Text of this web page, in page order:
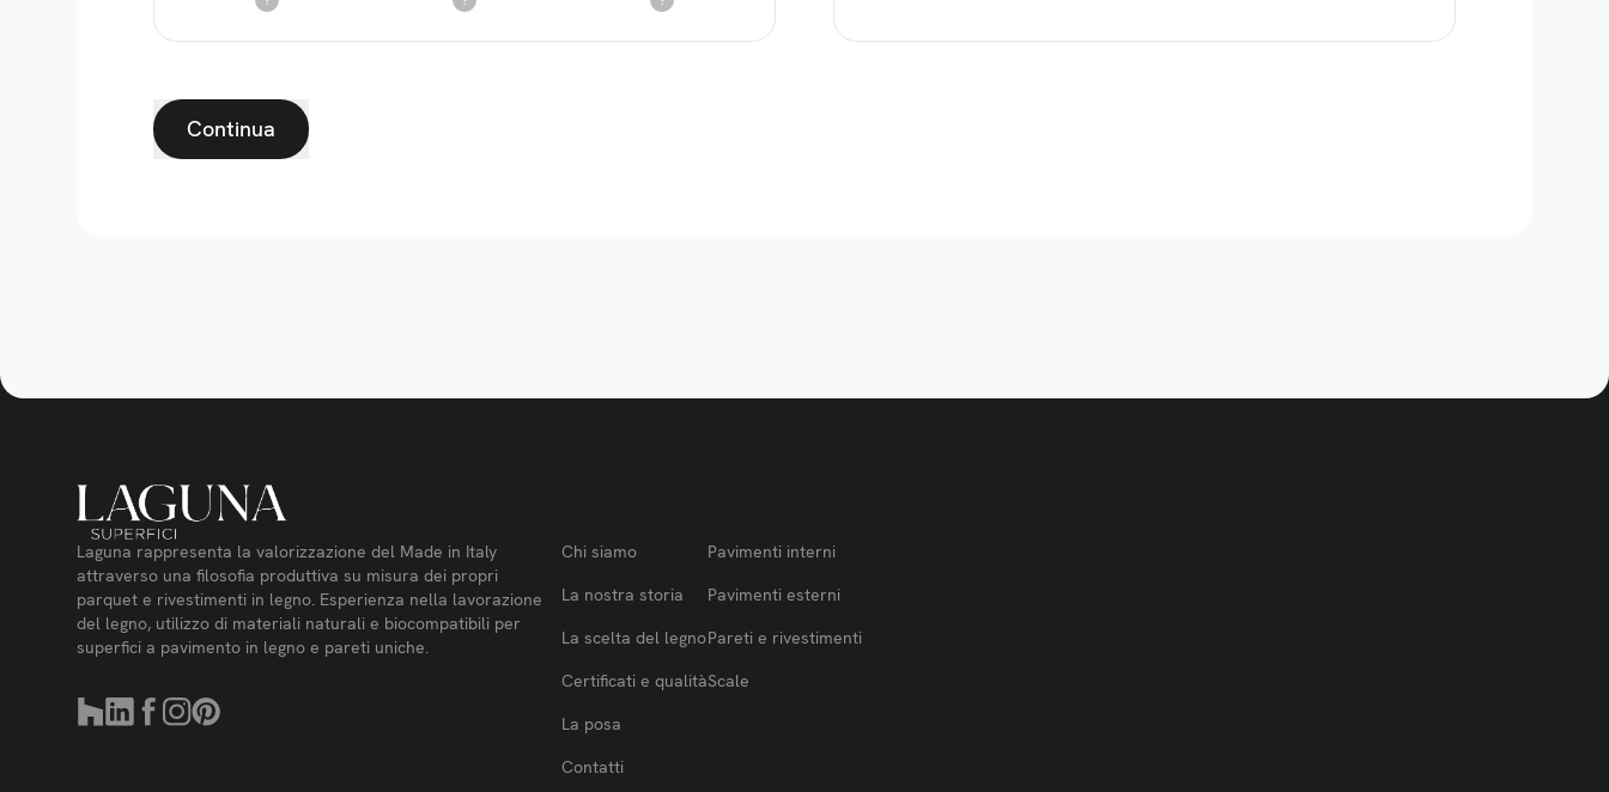
Continua
Laguna rappresenta la valorizzazione del Made in Italy
attraverso una filosofia produttiva su misura dei propri
parquet e rivestimenti in legno. Esperienza nella lavorazione
del legno, utilizzo di materiali naturali e biocompatibili per
superfici a pavimento in legno e pareti uniche.
Chi siamo
La nostra storia
La scelta del legno
Certificati e qualità
La posa
Contatti
Pavimenti interni
Pavimenti esterni
Pareti e rivestimenti
Scale